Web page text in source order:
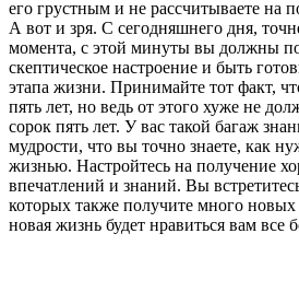
его грустным и не рассчитываете на
А вот и зря. С сегодняшнего дня,
момента, с этой минуты вы должны
скептическое настроение и быть
этапа жизни. Принимайте тот факт,
пять лет, но ведь от этого хуже не
сорок пять лет. У вас такой багаж
мудрости, что вы точно знаете, как
жизнью. Настройтесь на получение
впечатлений и знаний. Вы
которых также получите много
новая жизнь будет нравиться вам все